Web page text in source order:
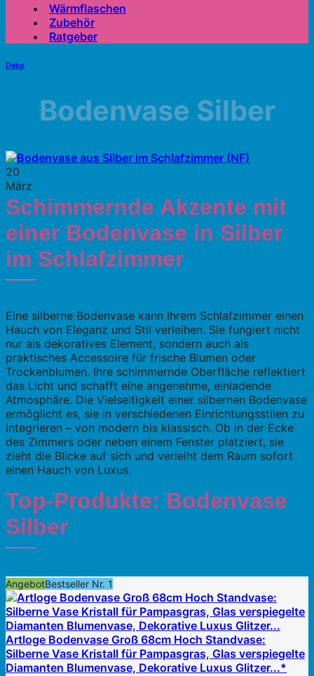
Wärmflaschen
Zubehör
Ratgeber
Deko
Bodenvase Silber
20
März
Schimmernde Akzente mit
einer Bodenvase in Silber
im Schlafzimmer
Eine silberne Bodenvase kann Ihrem Schlafzimmer einen
Hauch von Eleganz und Stil verleihen. Sie fungiert nicht
nur als dekoratives Element, sondern auch als
praktisches Accessoire für frische Blumen oder
Trockenblumen. Ihre schimmernde Oberfläche reflektiert
das Licht und schafft eine angenehme, einladende
Atmosphäre. Die Vielseitigkeit einer silbernen Bodenvase
ermöglicht es, sie in verschiedenen Einrichtungsstilen zu
integrieren – von modern bis klassisch. Ob in der Ecke
des Zimmers oder neben einem Fenster platziert, sie
zieht die Blicke auf sich und verleiht dem Raum sofort
einen Hauch von Luxus.
Top-Produkte: Bodenvase
Silber
AngebotBestseller Nr. 1
Artloge Bodenvase Groß 68cm Hoch Standvase:
Silberne Vase Kristall für Pampasgras, Glas verspiegelte
Diamanten Blumenvase, Dekorative Luxus Glitzer...*